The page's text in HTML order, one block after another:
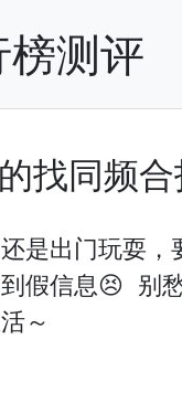
测评
找同频
是出门玩耍
假信息😣 别
～